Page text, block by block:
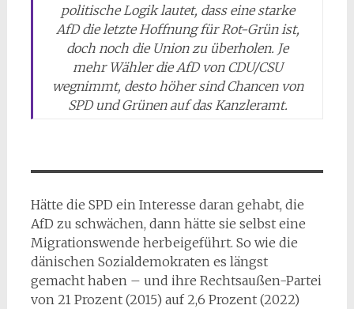
politische Logik lautet, dass eine starke
AfD die letzte Hoffnung für Rot-Grün ist,
doch noch die Union zu überholen. Je
mehr Wähler die AfD von CDU/CSU
wegnimmt, desto höher sind Chancen von
SPD und Grünen auf das Kanzleramt.
Hätte die SPD ein Interesse daran gehabt, die
AfD zu schwächen, dann hätte sie selbst eine
Migrationswende herbeigeführt. So wie die
dänischen Sozialdemokraten es längst
gemacht haben – und ihre Rechtsaußen-Partei
von 21 Prozent (2015) auf 2,6 Prozent (2022)